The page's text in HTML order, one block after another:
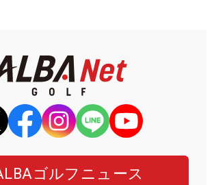
ゴルフニュース